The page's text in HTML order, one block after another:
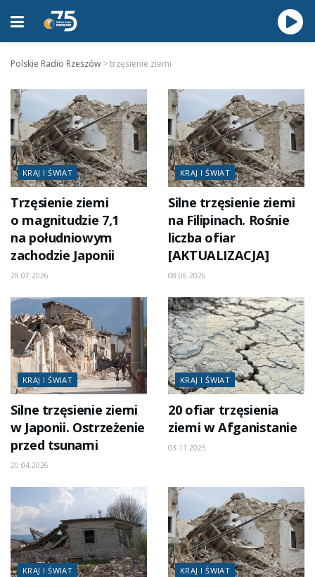
Polskie Radio Rzeszów >trzęsienie ziemi
KRAJ I ŚWIAT
Trzęsienie ziemi
o magnitudzie 7,1
na południowym
zachodzie Japonii
28.07.2026
KRAJ I ŚWIAT
Silne trzęsienie ziemi
na Filipinach. Rośnie
liczba ofiar
[AKTUALIZACJA]
08.06.2026
KRAJ I ŚWIAT
Silne trzęsienie ziemi
w Japonii. Ostrzeżenie
przed tsunami
20.04.2026
KRAJ I ŚWIAT
20 ofiar trzęsienia
ziemi w Afganistanie
03.11.2025
KRAJ I ŚWIAT KRAJ I ŚWIAT